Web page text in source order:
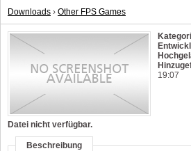
Downloads › Other FPS Games
19:07
Datei nicht verfügbar.
Beschreibung